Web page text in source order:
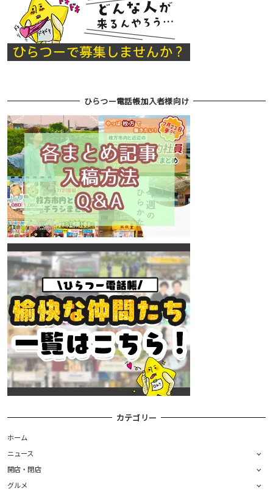
ひらつー電話帳加入者様向け
カテゴリー
ホーム
ニュース
開店・閉店
グルメ